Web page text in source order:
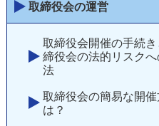
取締役会の運営
取締役会開催の手続き
締役会の法的リスク
法
取締役会の簡易な開催
は？